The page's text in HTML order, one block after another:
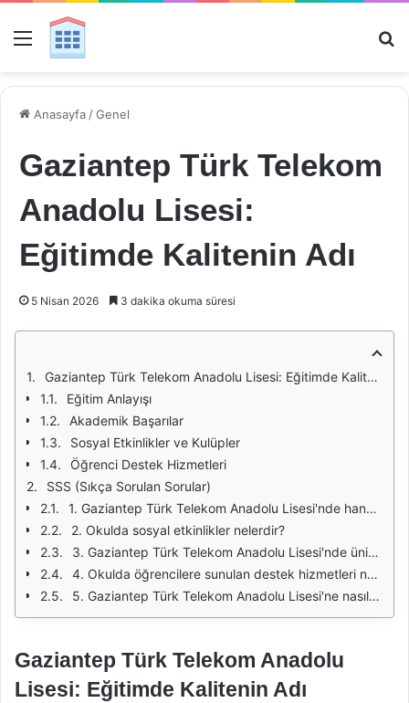
Menü
Anasayfa /Genel
Gaziantep Türk Telekom
Anadolu Lisesi:
Eğitimde Kalitenin Adı
5 Nisan 2026 3 dakika okuma süresi
Gaziantep Türk Telekom Anadolu Lisesi: Eğitimde Kalitenin Adı
Eğitim Anlayışı
Akademik Başarılar
Sosyal Etkinlikler ve Kulüpler
Öğrenci Destek Hizmetleri
SSS (Sıkça Sorulan Sorular)
1. Gaziantep Türk Telekom Anadolu Lisesi'nde hangi yabancı diller öğretilmektedir?
2. Okulda sosyal etkinlikler nelerdir?
3. Gaziantep Türk Telekom Anadolu Lisesi'nde üniversiteye hazırlık süreci nasıl işliyor?
4. Okulda öğrencilere sunulan destek hizmetleri nelerdir?
5. Gaziantep Türk Telekom Anadolu Lisesi'ne nasıl başvurabilirim?
Gaziantep Türk Telekom Anadolu
Lisesi: Eğitimde Kalitenin Adı